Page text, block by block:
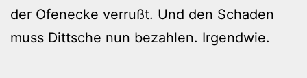
der Ofenecke verrußt. Und den Schaden
muss Dittsche nun bezahlen. Irgendwie.